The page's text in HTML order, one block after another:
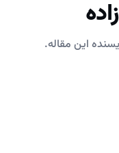
این مقاله.